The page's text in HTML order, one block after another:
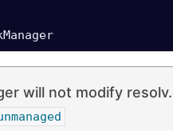
will not modify